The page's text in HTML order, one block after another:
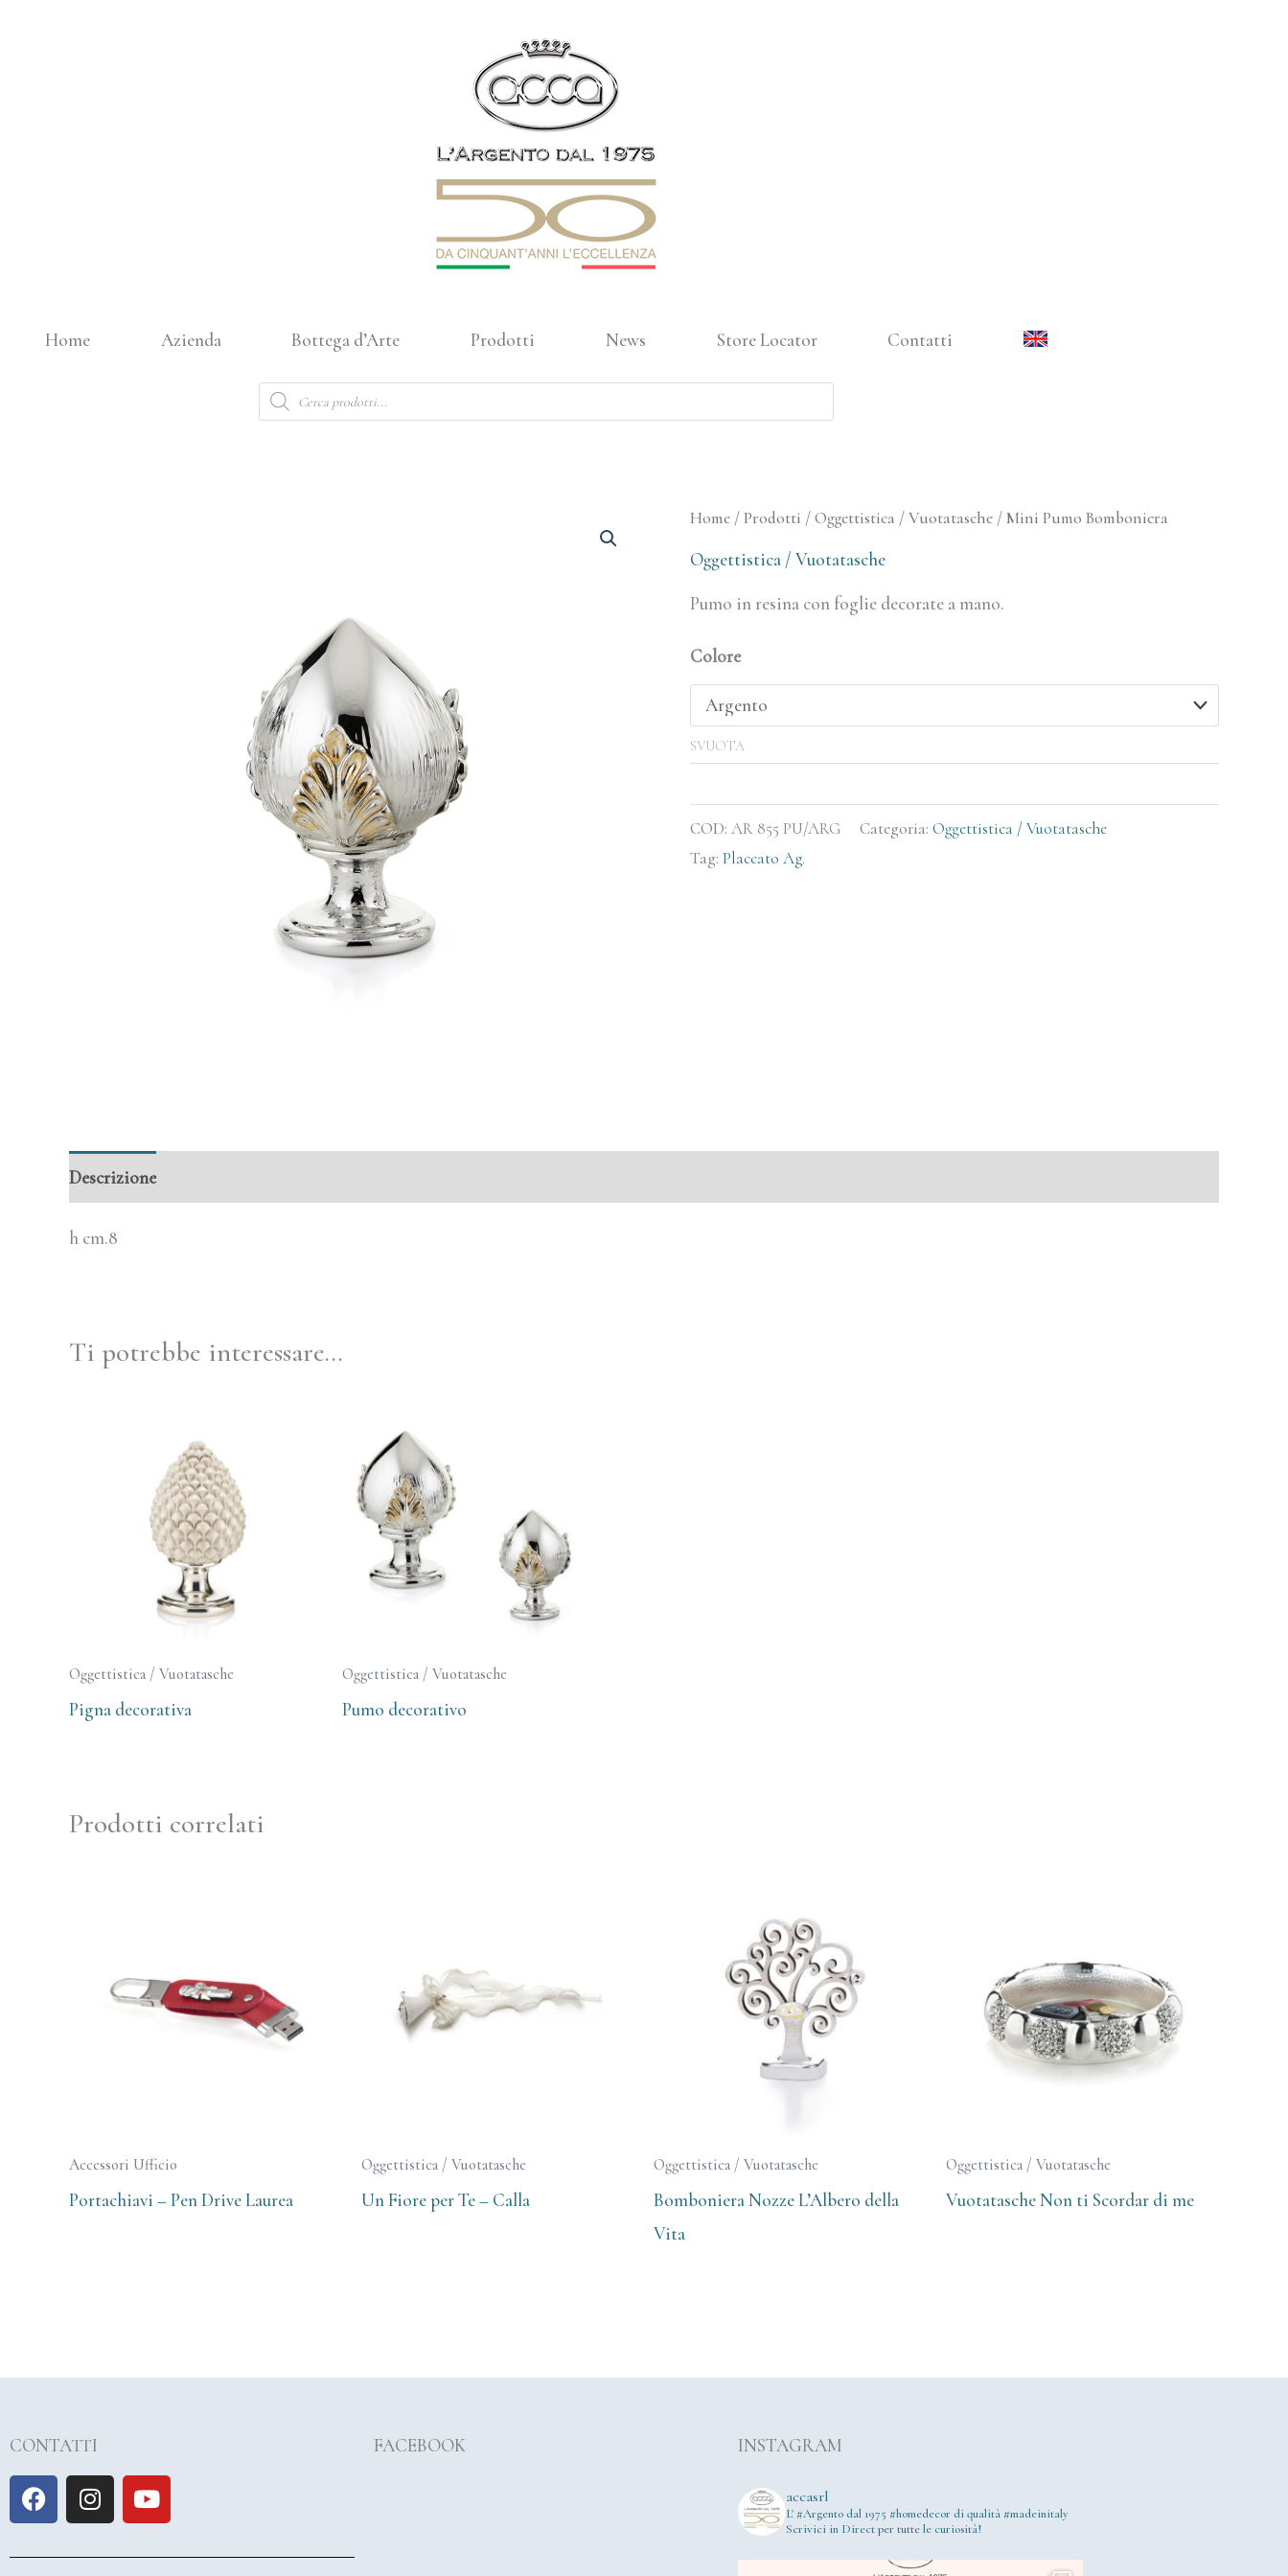
Home Azienda Bottega d’Arte Prodotti News Store Locator Contatti
Products
search
Home /Prodotti /Oggettistica / Vuotatasche / Mini Pumo Bomboniera
Oggettistica / Vuotatasche
Pumo in resina con foglie decorate a mano.
Colore
SVUOTA
Mini
Pumo
COD: AR 855 PU/ARG Categoria: Oggettistica / Vuotatasche
Tag: Placcato Ag.
Descrizione
h cm.8
Ti potrebbe interessare…
Oggettistica / Vuotatasche
Pigna decorativa
Oggettistica / Vuotatasche
Pumo decorativo
Prodotti correlati
Accessori Ufficio
Portachiavi – Pen Drive Laurea
Oggettistica / Vuotatasche
Un Fiore per Te – Calla
Oggettistica / Vuotatasche
Bomboniera Nozze L’Albero della
Vita
Oggettistica / Vuotatasche
Vuotatasche Non ti Scordar di me
CONTATTI
F
a
e
I
n
t
Y
o
t
FACEBOOK INSTAGRAM
accasrl
L' #Argento dal 1975 #homedecor di qualità #madeinitaly
Scrivici in Direct per tutte le curiosità!